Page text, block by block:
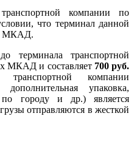
компании по
что терминал данной
МКАД.
терминала транспортной
МКАД и составляет 700 руб.
компании
дополнительная упаковка,
по городу и др.) является
отправляются в жесткой